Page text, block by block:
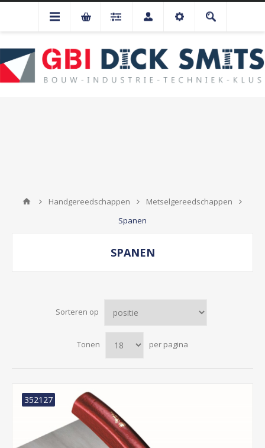
Handgereedschappen
Metselgereedschappen
Spanen
SPANEN
Sorteren op
Tonen per pagina
352127